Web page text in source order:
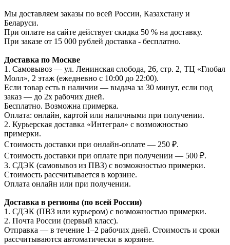
Мы доставляем заказы по всей России, Казахстану и
Беларуси.
При оплате на сайте действует скидка 50 % на доставку.
При заказе от 15 000 рублей доставка - бесплатно.
Доставка по Москве
1. Самовывоз — ул. Ленинская слобода, 26, стр. 2, ТЦ «Глобал
Молл», 2 этаж (ежедневно с 10:00 до 22:00).
Если товар есть в наличии — выдача за 30 минут, если под
заказ — до 2х рабочих дней.
Бесплатно. Возможна примерка.
Оплата: онлайн, картой или наличными при получении.
2. Курьерская доставка «Интеграл» с возможностью
примерки.
Стоимость доставки при онлайн-оплате — 250 ₽.
Стоимость доставки при оплате при получении — 500 ₽.
3. СДЭК (самовывоз из ПВЗ) с возможностью примерки.
Стоимость рассчитывается в корзине.
Оплата онлайн или при получении.
Доставка в регионы (по всей России)
1. СДЭК (ПВЗ или курьером) с возможностью примерки.
2. Почта России (первый класс).
Отправка — в течение 1–2 рабочих дней. Стоимость и сроки
рассчитываются автоматически в корзине.